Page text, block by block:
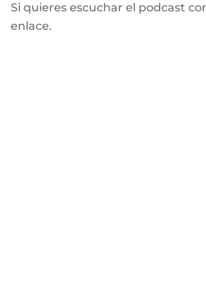
Si quieres escuchar el podcast
enlace.